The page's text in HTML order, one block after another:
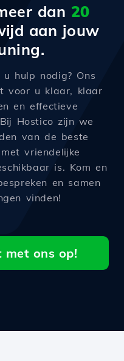
dan 20
aan jouw
hulp nodig? Ons
voor u klaar, klaar
en effectieve
Hostico zijn we
van de beste
vriendelijke
is. Kom en
en samen
vinden!
met ons op!